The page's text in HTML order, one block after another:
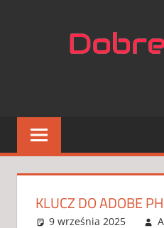
KLUCZ DO ADOBE
9 września 2025